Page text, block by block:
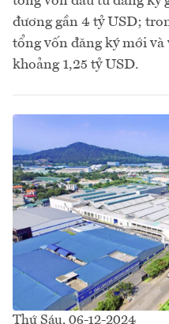
đương gần 4 tỷ USD;
tổng vốn đăng ký mới
khoảng 1,25 tỷ USD.
Thứ Sáu, 06-12-2024